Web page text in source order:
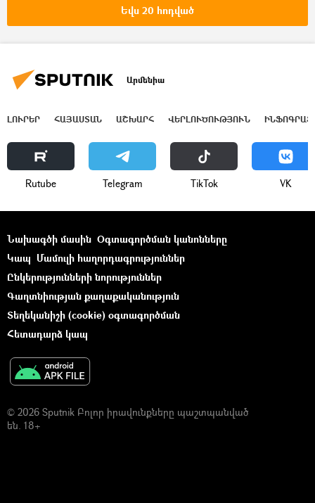
Եվս 20 հոդված
Արմենիա
ԼՈՒՐԵՐ ՀԱՅԱՍՏԱՆ ԱՇԽԱՐՀ ՎԵՐԼՈՒԾՈՒԹՅՈՒՆ
Rutube Telegram ТikТоk VK
Նախագծի մասին Օգտագործման կանոնները
Կապ Մամուլի հաղորդագրություններ
Ընկերությունների նորություններ
Գաղտնիության քաղաքականություն
Տեղեկանիշի (cookie) օգտագործման
Հետադարձ կապ
© 2026 Sputnik Բոլոր իրավունքները պաշտպանված
են. 18+